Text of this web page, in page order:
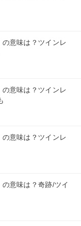
意味は？ツインレ
意味は？ツインレ
意味は？ツインレ
意味は？奇跡/ツイ